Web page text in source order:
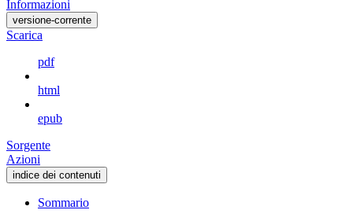
Informazioni
versione-corrente
Scarica
pdf
html
epub
Sorgente
Azioni
indice dei contenuti
Sommario